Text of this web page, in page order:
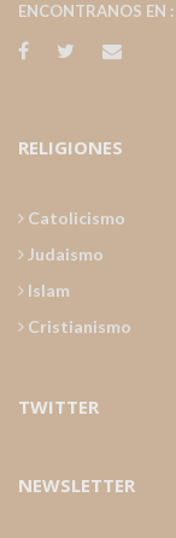
ENCONTRANOS EN :
RELIGIONES
Catolicismo
Judaismo
Islam
Cristianismo
TWITTER
NEWSLETTER